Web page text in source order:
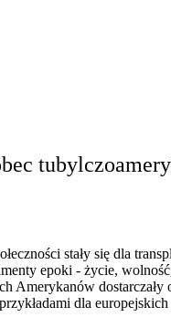
stały się dla
epoki - życie,
Amerykanów
dla